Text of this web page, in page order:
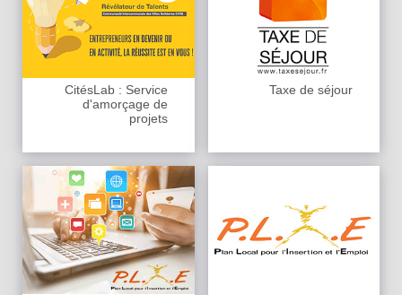
CitésLab : Service
d'amorçage de
projets
Taxe de séjour